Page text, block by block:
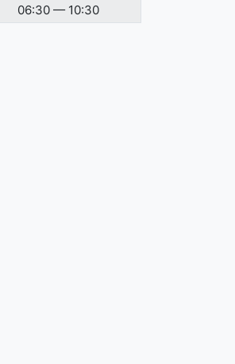
06:30 — 10:30